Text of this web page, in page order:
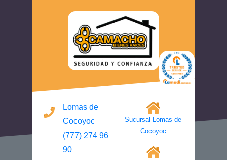
Lomas de
Cocoyoc
(777) 274 96
90
Sucursal Lomas de
Cocoyoc